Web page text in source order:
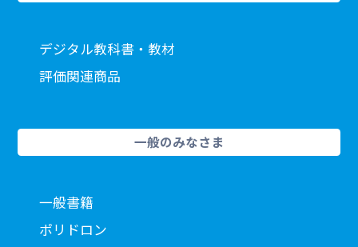
デジタル教科書・教材
評価関連商品
一般のみなさま
一般書籍
ポリドロン